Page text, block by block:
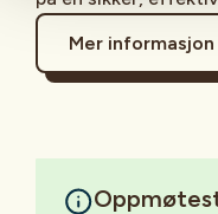
Mer informasjon